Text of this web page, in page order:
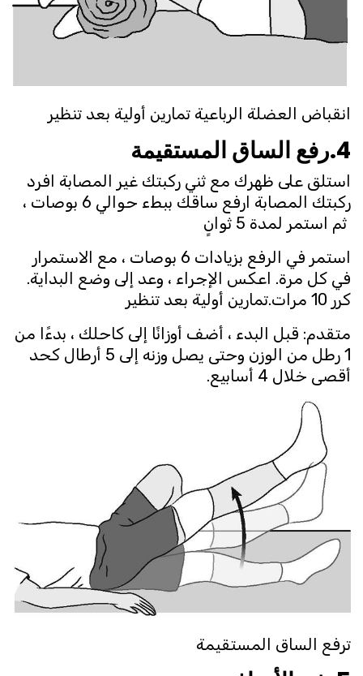
انقباض العضلة الرباعية تمارين أولية بعد تنظير
4.رفع الساق المستقيمة
استلق على ظهرك مع ثني ركبتك غير المصابة افرد
ركبتك المصابة ارفع ساقك ببطء حوالي 6 بوصات ،
ثم استمر لمدة 5 ثوانٍ
استمر في الرفع بزيادات 6 بوصات ، مع الاستمرار
في كل مرة. اعكس الإجراء ، وعد إلى وضع البداية.
كرر 10 مرات.تمارين أولية بعد تنظير
متقدم: قبل البدء ، أضف أوزانًا إلى كاحلك ، بدءًا من
1 رطل من الوزن وحتى يصل وزنه إلى 5 أرطال كحد
أقصى خلال 4 أسابيع.
ترفع الساق المستقيمة